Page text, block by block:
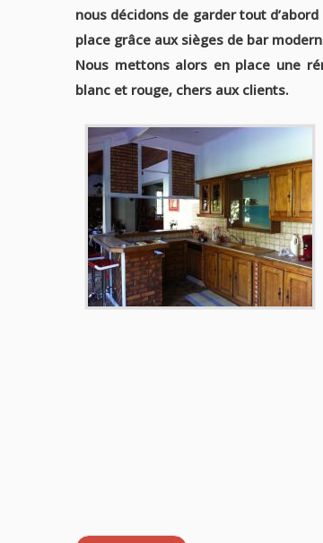
nous décidons de garder tout
place grâce aux sièges de bar
Nous mettons alors en place une
blanc et rouge, chers aux clients.